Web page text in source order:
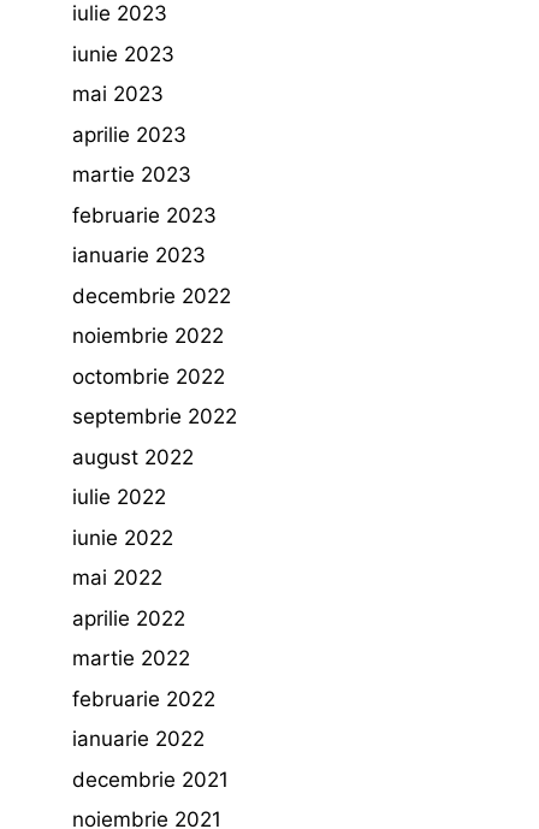
iulie 2023
iunie 2023
mai 2023
aprilie 2023
martie 2023
februarie 2023
ianuarie 2023
decembrie 2022
noiembrie 2022
octombrie 2022
septembrie 2022
august 2022
iulie 2022
iunie 2022
mai 2022
aprilie 2022
martie 2022
februarie 2022
ianuarie 2022
decembrie 2021
noiembrie 2021